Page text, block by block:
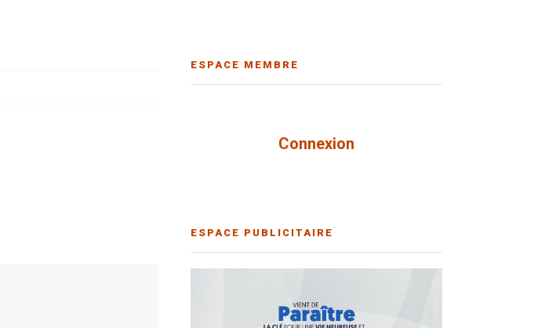
ESPACE MEMBRE
Connexion
ESPACE PUBLICITAIRE